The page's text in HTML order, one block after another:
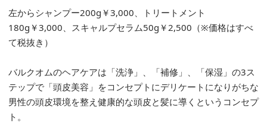
左からシャンプー200g￥3,000、トリートメント
180g￥3,000、スキャルプセラム50g￥2,500（※価格はすべ
て税抜き）
バルクオムのヘアケアは「洗浄」、「補修」、「保湿」の3ス
テップで「頭皮美容」をコンセプトにデリケートになりがちな
男性の頭皮環境を整え健康的な頭皮と髪に導くというコンセプ
ト。